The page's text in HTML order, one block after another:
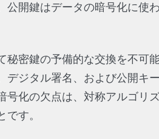
公開鍵はデータの暗号化に使
密鍵の予備的な交換を不可
ジタル署名、および公開キ
化の欠点は、対称アルゴリ
です。